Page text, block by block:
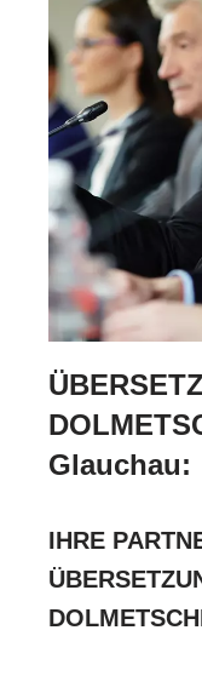
Glauchau:
IHRE